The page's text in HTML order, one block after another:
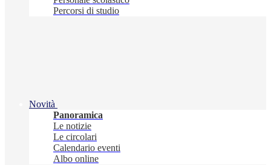
Percorsi di studio
Novità
Panoramica
Le notizie
Le circolari
Calendario eventi
Albo online